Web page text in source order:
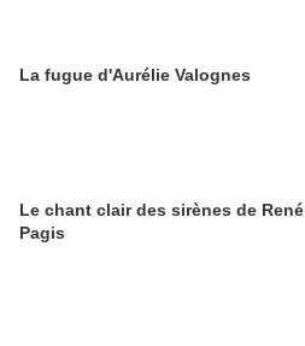
La fugue d'Aurélie Valognes
Le chant clair des sirènes de René
Pagis